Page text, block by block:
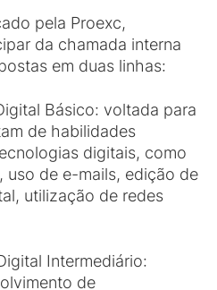
pela Proexc,
da chamada interna
em duas linhas:
Básico: voltada para
de habilidades
digitais, como
uso de e-mails, edição de
utilização de redes
Intermediário:
de